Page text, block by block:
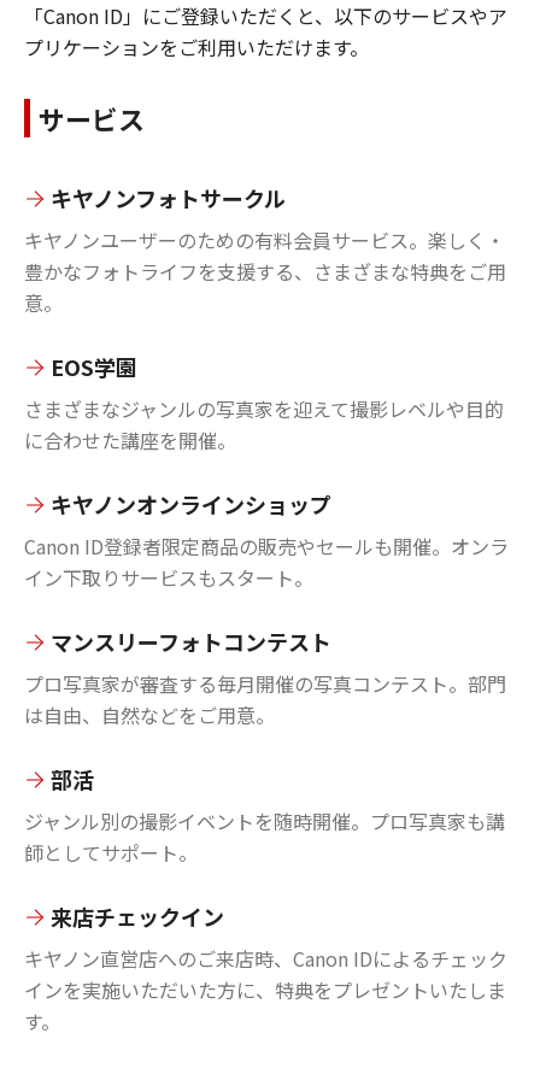
「Canon ID」にご登録いただくと、以下のサービスやア
プリケーションをご利用いただけます。
サービス
キヤノンフォトサークル
キヤノンユーザーのための有料会員サービス。楽しく・
豊かなフォトライフを支援する、さまざまな特典をご用
意。
EOS学園
さまざまなジャンルの写真家を迎えて撮影レベルや目的
に合わせた講座を開催。
キヤノンオンラインショップ
Canon ID登録者限定商品の販売やセールも開催。オンラ
イン下取りサービスもスタート。
マンスリーフォトコンテスト
プロ写真家が審査する毎月開催の写真コンテスト。部門
は自由、自然などをご用意。
部活
ジャンル別の撮影イベントを随時開催。プロ写真家も講
師としてサポート。
来店チェックイン
キヤノン直営店へのご来店時、Canon IDによるチェック
インを実施いただいた方に、特典をプレゼントいたしま
す。